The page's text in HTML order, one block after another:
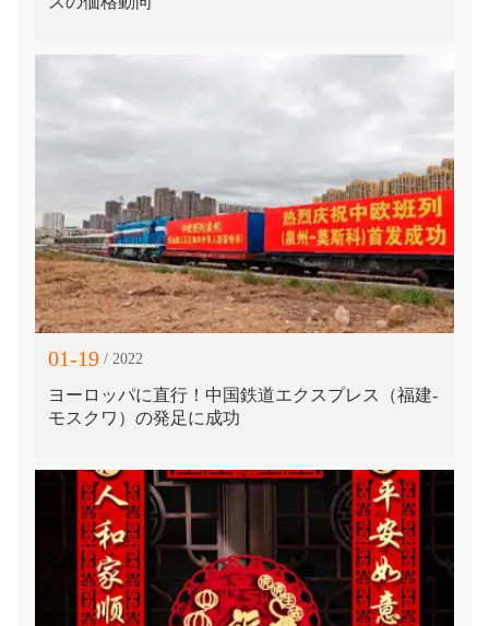
01-19 / 2022
ヨーロッパに直行！中国鉄道エクスプレス（福建-
モスクワ）の発足に成功